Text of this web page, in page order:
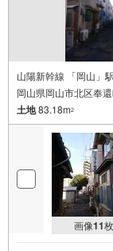
・家計の「見える化
教育費や老後資金な
ンを作成します。
・プロならではのアド
「最適な銀行は？」
の最大活用まで、家
「自分らしい家」と「
どちらもフロンティア
当日の現地見学・FP
山陽新幹線 「岡山」
岡山県岡山市北区奉
土地83.18m2
画像11枚